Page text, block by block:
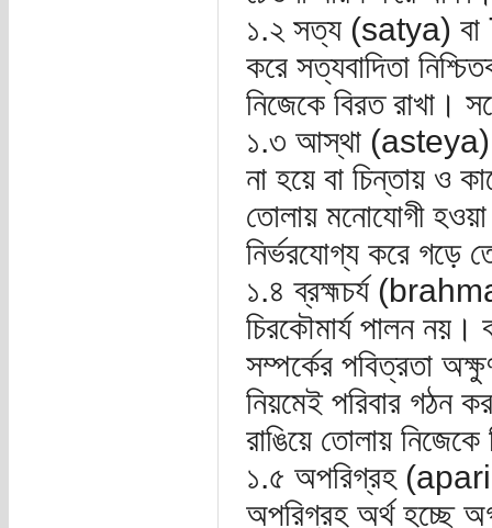
১.২ সত্য (satya) বা
করে সত্যবাদিতা
নিজেকে বিরত রাখা।
১.৩ আস্থা (asteya)
না হয়ে বা চিন্তায় ও
তোলায় মনোযোগী
নির্ভরযোগ্য করে গড়ে
১.৪ ব্রহ্মচর্য
চিরকৌমার্য পালন
সম্পর্কের পবিত্রতা
নিয়মেই পরিবার গঠন
রাঙিয়ে তোলায়
১.৫ অপরিগ্রহ
অপরিগ্রহ অর্থ হচ্ছে